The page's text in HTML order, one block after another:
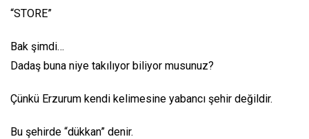
“STORE”
Bak şimdi…
Dadaş buna niye takılıyor biliyor musunuz?
Çünkü Erzurum kendi kelimesine yabancı şehir değildir.
Bu şehirde “dükkan” denir.